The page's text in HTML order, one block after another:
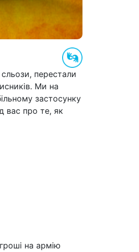
перестали
Ми на
застосунку
вас про те, як
на армію